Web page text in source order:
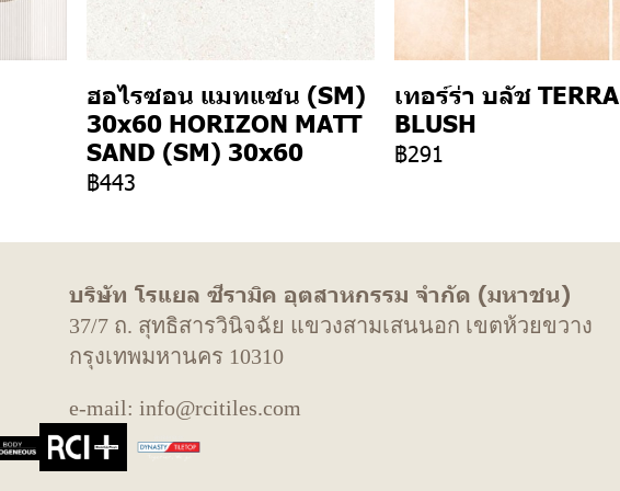
ฮอไรซอน แมทแซน (SM)
30x60 HORIZON MATT
SAND (SM) 30x60
฿443
เทอร์ร่า บลัช TERRA
BLUSH
฿291
บริษัท โรแยล ซีรามิค อุตสาหกรรม จำกัด (มหาชน)
37/7 ถ. สุทธิสารวินิจฉัย แขวงสามเสนนอก เขตห้วยขวาง
กรุงเทพมหานคร 10310
e-mail: info@rcitiles.com